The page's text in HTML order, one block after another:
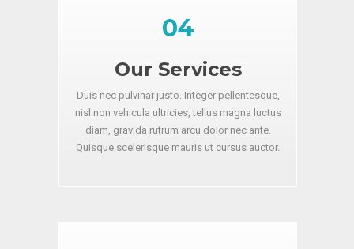
04
Our Services
Duis nec pulvinar justo. Integer pellentesque,
nisl non vehicula ultricies, tellus magna luctus
diam, gravida rutrum arcu dolor nec ante.
Quisque scelerisque mauris ut cursus auctor.